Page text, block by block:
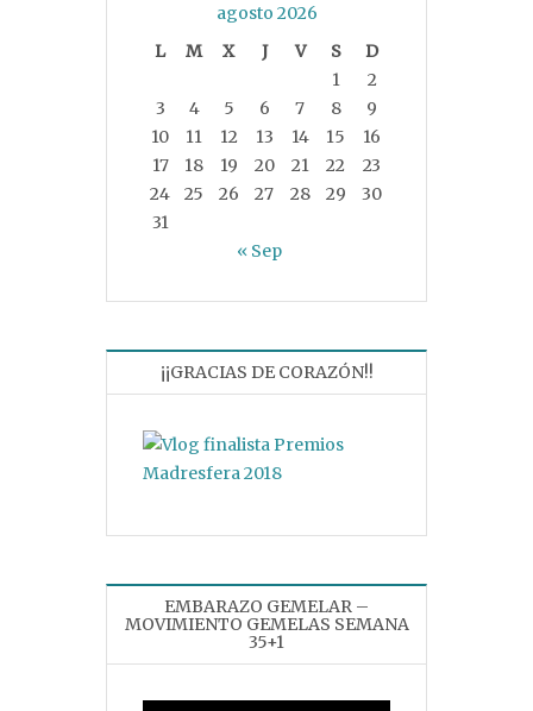
agosto 2026
L
M X J V S
D
1
2
3
4 5 6 7 8
9
10
11 12 13 14 15
16
17
18 19 20 21 22
23
24
25 26 27 28 29
30
31
« Sep
¡¡GRACIAS DE CORAZÓN!!
EMBARAZO GEMELAR –
MOVIMIENTO GEMELAS SEMANA
35+1